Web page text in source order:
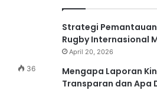
36
Strategi
Rugby Internasional
April 20, 2026
Mengapa Laporan
Transparan dan Apa